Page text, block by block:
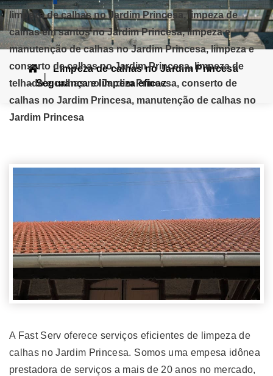
limpeza de calhas no Jardim Princesa, limpeza de
calhas em santos no Jardim Princesa, limpeza e
manutenção de calhas no Jardim Princesa, limpeza e
conserto de calhas no Jardim Princesa, limpeza de
telhado e calhas no Jardim Princesa, conserto de
calhas no Jardim Princesa, manutenção de calhas no
Jardim Princesa
Limpeza de calhas no Jardim Princesa
– Segurança e limpeza eficaz
A Fast Serv oferece serviços eficientes de limpeza de
calhas no Jardim Princesa. Somos uma empesa idônea
prestadora de serviços a mais de 20 anos no mercado,